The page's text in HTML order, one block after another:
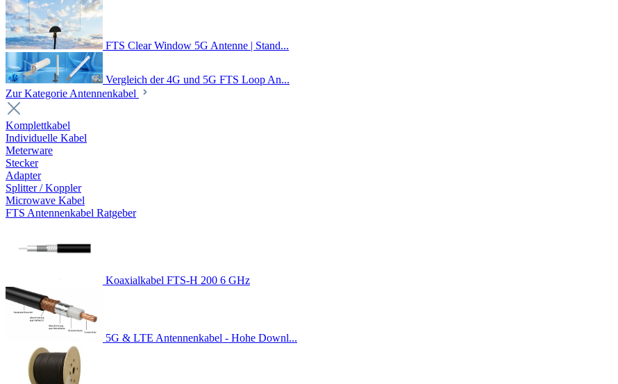
FTS Clear Window 5G Antenne | Stand...
Vergleich der 4G und 5G FTS Loop An...
Zur Kategorie Antennenkabel
Komplettkabel
Individuelle Kabel
Meterware
Stecker
Adapter
Splitter / Koppler
Microwave Kabel
FTS Antennenkabel Ratgeber
Koaxialkabel FTS-H 200 6 GHz
5G & LTE Antennenkabel - Hohe Downl...